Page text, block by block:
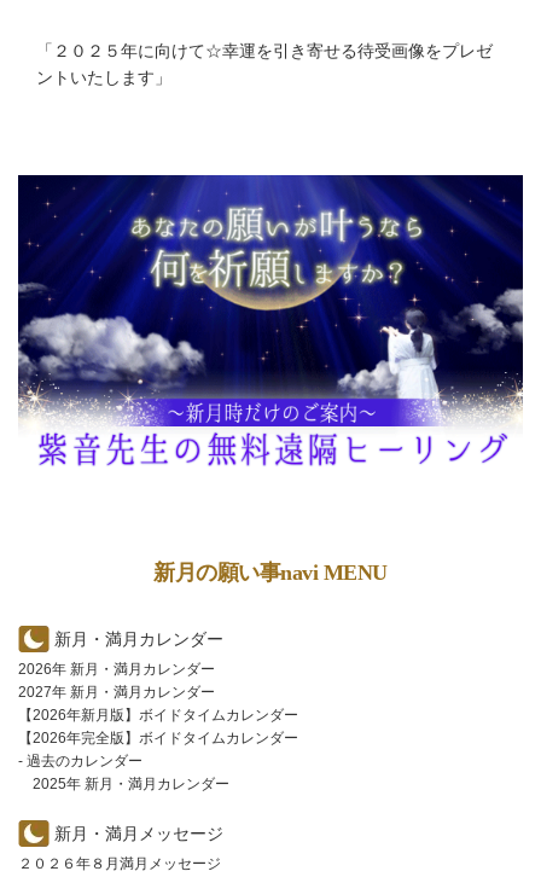
「 ２０２５年に向けて☆幸運を引き寄せる待受画像をプレゼ
ントいたします 」
新月の願い事navi MENU
新月・満月カレンダー
2026年 新月・満月カレンダー
2027年 新月・満月カレンダー
【2026年新月版】ボイドタイムカレンダー
【2026年完全版】ボイドタイムカレンダー
- 過去のカレンダー
2025年 新月・満月カレンダー
新月・満月メッセージ
２０２６年８月満月メッセージ